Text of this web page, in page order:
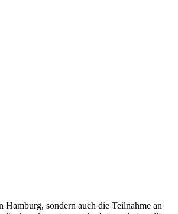
Hamburg, sondern auch die Teilnahme an